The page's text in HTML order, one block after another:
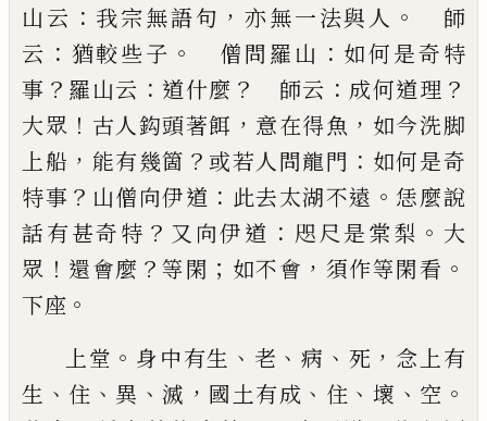
山云 ： 我宗無語句 ，亦無一法與人 。
師
云 ： 猶較些子 。 僧問羅山 ： 如何是奇特
事 ？ 羅山云 ： 道什麼 ？ 師云 ： 成何道理 ？
大眾 ！ 古人鈎頭著餌 ， 意在得魚 ， 如今洗脚
上船 ， 能有幾箇 ？ 或若人問龍門 ： 如何是奇
特事 ？ 山僧向伊道 ： 此去太湖不遠 。 恁麼說
話有甚奇特 ？ 又 向伊道 ： 咫尺是棠梨 。 大
眾 ！ 還會麼 ？等閑 ； 如不會 ， 須作等閑看 。
下座 。
上堂 。 身中有生 、 老 、病 、 死 ， 念上有
生 、 住 、 異 、滅 ， 國土有成 、 住 、 壞 、 空 。